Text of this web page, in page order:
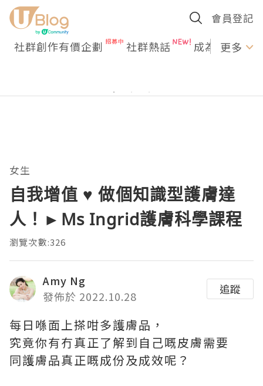
會員登記
社群創作有價企劃 社群熱話 成為U更多
女生
自我增值 ♥ 做個知識型護膚達
人！►Ms Ingrid護膚科學課程
瀏覽次數:326
Amy Ng
發佈於 2022.10.28
追蹤
每日喺面上搽咁多護膚品，
究竟你有冇真正了解到自己嘅皮膚需要
同護膚品真正嘅成份及成效呢？